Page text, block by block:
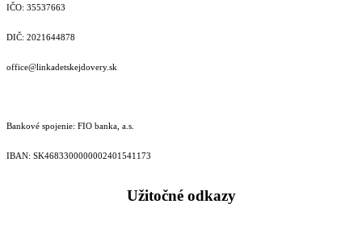
IČO: 35537663
DIČ: 2021644878
office@linkadetskejdovery.sk
Bankové spojenie: FIO banka, a.s.
IBAN: SK46833000000­02401541173
Užitočné odkazy